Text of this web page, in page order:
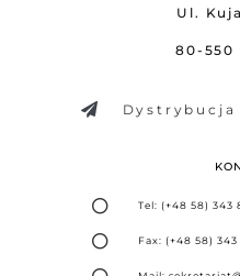
Ul.
80-550
Tel: (+48 58) 343
Fax: (+48 58) 343